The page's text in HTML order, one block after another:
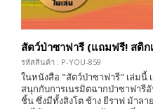
สัตว์ป่าซาฟารี (แถมฟรี! สติก
รหัสสินค้า : P-YOU-859
ในหนังสือ "สัตว์ป่าซาฟารี" เล่มนี้
สนุกกับการเนรมิตฉากป่าซาฟารี
ชิ้น ซึ่งมีทั้งสิงโต ช้าง ยีราฟ ม้าล